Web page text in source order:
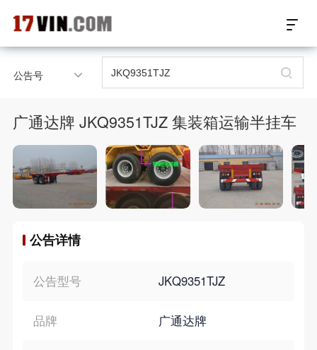
17VIN车架号查询首页
汽配产品车型适配
汽配产品电子目录
微信群智能客服
个性化私人定制
公告号
广通达牌 JKQ9351TJZ 集装箱运输半挂车
公告详情
公告型号 JKQ9351TJZ
品牌 广通达牌